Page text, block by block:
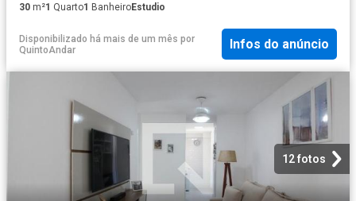
30 m²1 Quarto1 BanheiroEstudio
Disponibilizado há mais de um mês por
QuintoAndar
Infos do anúncio
12 fotos